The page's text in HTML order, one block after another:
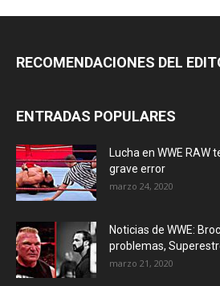
RECOMENDACIONES DEL
ENTRADAS POPULARES
Lucha en WWE RAW
grave error
marzo 24, 2020
Noticias de WWE:
problemas,
marzo 21, 2020